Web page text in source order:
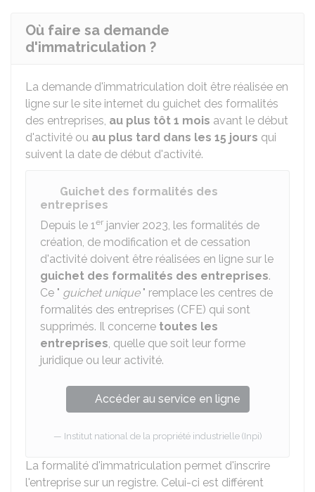
Où faire sa demande
d'immatriculation ?
La demande d'immatriculation doit être réalisée en
ligne sur le site internet du guichet des formalités
des entreprises, au plus tôt 1 mois avant le début
d'activité ou au plus tard dans les 15 jours qui
suivent la date de début d'activité.
Guichet des formalités des
entreprises
Depuis le 1er janvier 2023, les formalités de
création, de modification et de cessation
d'activité doivent être réalisées en ligne sur le
guichet des formalités des entreprises.
Ce " guichet unique" remplace les centres de
formalités des entreprises (CFE) qui sont
supprimés. Il concerne toutes les
entreprises, quelle que soit leur forme
juridique ou leur activité.
Accéder au service en ligne
Institut national de la propriété industrielle (Inpi)
La formalité d'immatriculation permet d'inscrire
l'entreprise sur un registre. Celui-ci est différent